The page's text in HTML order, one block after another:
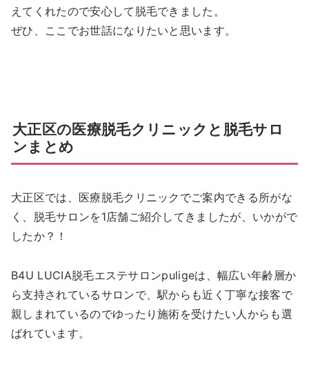
えてくれたので安心して脱毛できました。
ぜひ、ここでお世話になりたいと思います。
大正区の医療脱毛クリニックと脱毛サロ
ンまとめ
大正区では、医療脱毛クリニックでご案内できる所がな
く、脱毛サロンを1店舗ご紹介してきましたが、いかがで
したか？！
B4U LUCIA脱毛エステサロンpuligeは、幅広い年齢層か
ら支持されているサロンで、駅からも近く丁寧な接客で
親しまれているのでゆったり施術を受けたい人からも選
ばれています。